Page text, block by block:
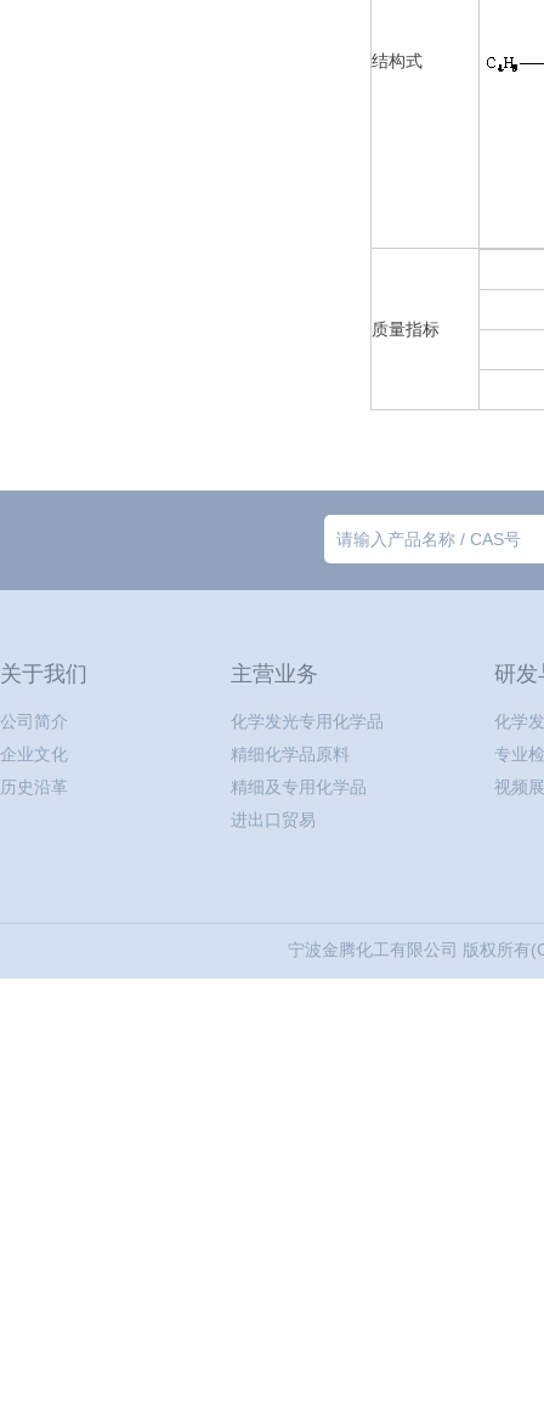
结构式
质量指标
关于我们
公司简介
企业文化
历史沿革
主营业务
化学发光专用化学品
精细化学品原料
精细及专用化学品
进出口贸易
研发
化学
专业
视频
宁波金腾化工有限公司 版权所有